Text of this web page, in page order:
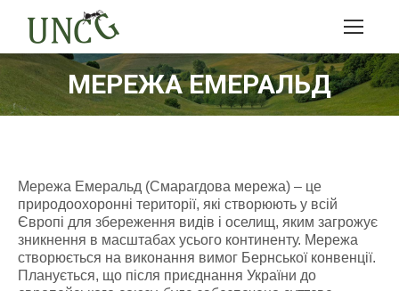
МЕРЕЖА ЕМЕРАЛЬД
Мережа Емеральд (Смарагдова мережа) – це
природоохоронні території, які створюють у всій
Європі для збереження видів і оселищ, яким загрожує
зникнення в масштабах усього континенту. Мережа
створюється на виконання вимог Бернської конвенції.
Планується, що після приєднання України до